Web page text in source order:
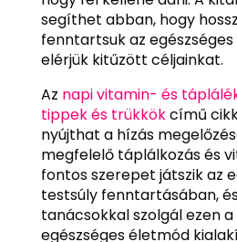
segíthet abban, hogy
fenntartsuk az
elérjük kitűzött céljainkat.
Az napi vitamin- és
tippek és trükkökcímű
nyújthat a hízás
megfelelő táplálkozás és
fontos szerepet játszik az
testsúly fenntartásában,
tanácsokkal szolgál ezen
egészséges életmód